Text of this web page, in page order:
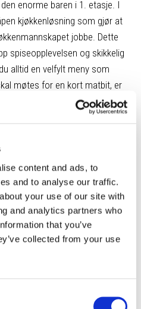
content and ads, to
and to analyse our traffic.
your use of our site with
and analytics partners who
that you’ve
collected from your use
enorme baren i 1. etasje. I
kjøkkenløsning som gjør at
jobbe. Dette
spiseopplevelsen og skikkelig
alltid en velfylt meny som
møtes for en kort matbit, er
en middag med sammen
servert med potetmos, stekt
frukt, hvit sjokolade